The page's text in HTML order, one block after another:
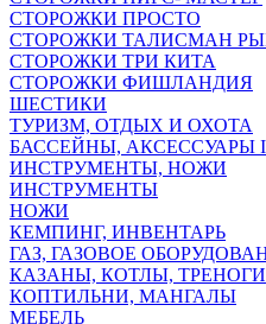
СТОРОЖКИ ПРОСТО
СТОРОЖКИ ТАЛИСМАН
СТОРОЖКИ ТРИ КИТА
СТОРОЖКИ ФИШЛАНДИЯ
ШЕСТИКИ
ТУРИЗМ, ОТДЫХ И ОХОТА
БАССЕЙНЫ, АКСЕССУАРЫ
ИНСТРУМЕНТЫ, НОЖИ
ИНСТРУМЕНТЫ
НОЖИ
КЕМПИНГ, ИНВЕНТАРЬ
ГАЗ, ГАЗОВОЕ
КАЗАНЫ, КОТЛЫ, ТРЕНОГИ
КОПТИЛЬНИ, МАНГАЛЫ
МЕБЕЛЬ